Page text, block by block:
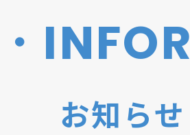
お知らせ